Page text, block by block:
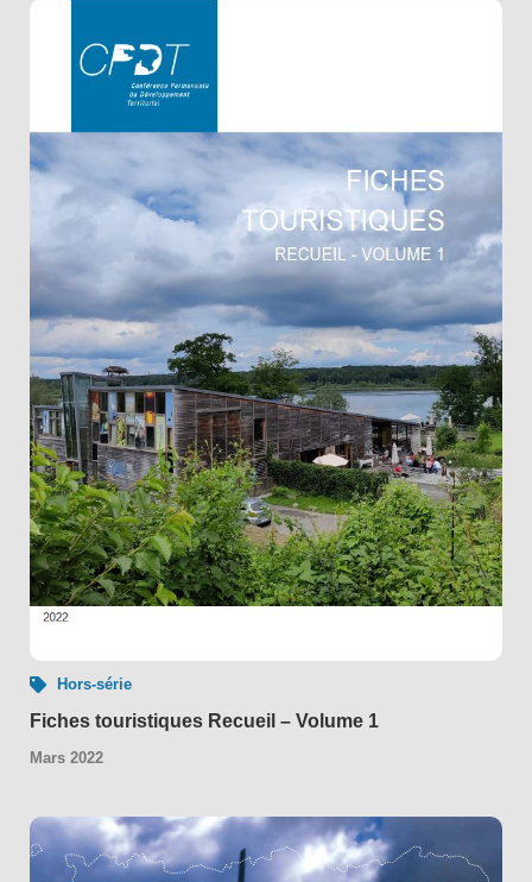
Hors-série
Fiches touristiques Recueil – Volume 1
Mars 2022